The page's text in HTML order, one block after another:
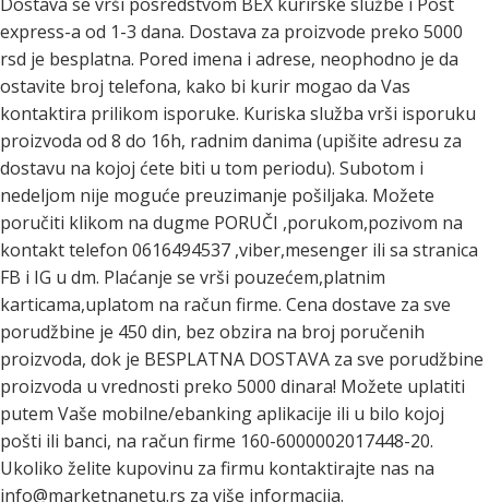
express-a od 1-3 dana. Dostava za proizvode preko 5000
rsd je besplatna. Pored imena i adrese, neophodno je da
ostavite broj telefona, kako bi kurir mogao da Vas
kontaktira prilikom isporuke. Kuriska služba vrši isporuku
proizvoda od 8 do 16h, radnim danima (upišite adresu za
dostavu na kojoj ćete biti u tom periodu). Subotom i
nedeljom nije moguće preuzimanje pošiljaka. Možete
poručiti klikom na dugme PORUČI ,porukom,pozivom na
kontakt telefon 0616494537 ,viber,mesenger ili sa stranica
FB i IG u dm. Plaćanje se vrši pouzećem,platnim
karticama,uplatom na račun firme. Cena dostave za sve
porudžbine je 450 din, bez obzira na broj poručenih
proizvoda, dok je BESPLATNA DOSTAVA za sve porudžbine
proizvoda u vrednosti preko 5000 dinara! Možete uplatiti
putem Vaše mobilne/ebanking aplikacije ili u bilo kojoj
pošti ili banci, na račun firme 160-6000002017448-20.
Ukoliko želite kupovinu za firmu kontaktirajte nas na
info@marketnanetu.rs za više informacija.